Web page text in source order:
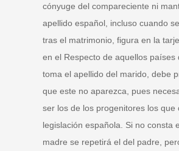
cónyuge del compareciente ni
apellido español, incluso cuando
tras el matrimonio, figura en la
en el Respecto de aquellos países
toma el apellido del marido, debe
que este no aparezca, pues
ser los de los progenitores los que
legislación española. Si no consta
madre se repetirá el del padre,